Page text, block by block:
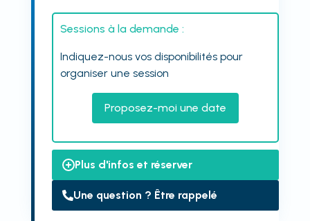
Sessions à la demande :
Indiquez-nous vos disponibilités pour
organiser une session
Proposez-moi une date
Plus d'infos et réserver
Une question ? Être rappelé